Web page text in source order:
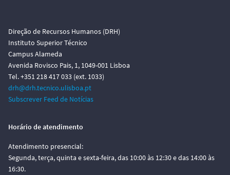
Direção de Recursos Humanos (DRH)
Instituto Superior Técnico
Campus Alameda
Avenida Rovisco Pais, 1, 1049-001 Lisboa
Tel. +351 218 417 033 (ext. 1033)
drh@drh.tecnico.ulisboa.pt
Subscrever Feed de Notícias
Horário de atendimento
Atendimento presencial:
Segunda, terça, quinta e sexta-feira, das 10:00 às 12:30 e das 14:00 às
16:30.